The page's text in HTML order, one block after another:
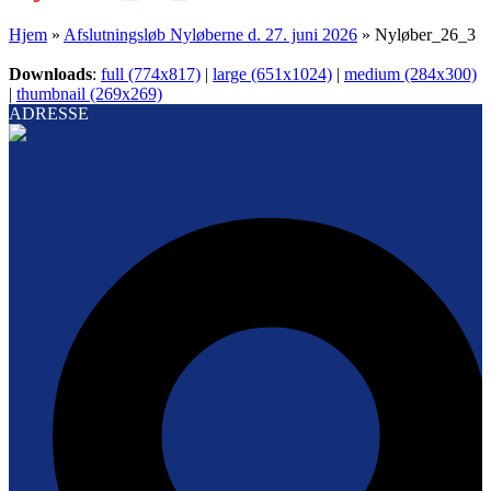
Hjem » Afslutningsløb Nyløberne d. 27. juni 2026 » Nyløber_26_3
Downloads: full (774x817) | large (651x1024) | medium (284x300)
| thumbnail (269x269)
ADRESSE